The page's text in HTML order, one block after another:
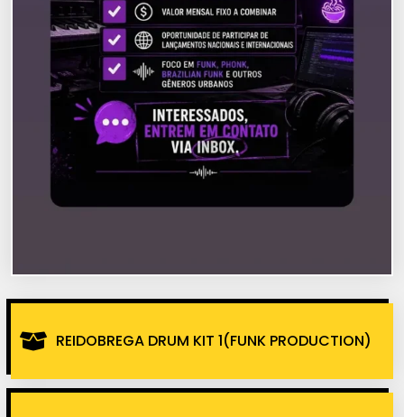
REIDOBREGA DRUM KIT 1(FUNK PRODUCTION)